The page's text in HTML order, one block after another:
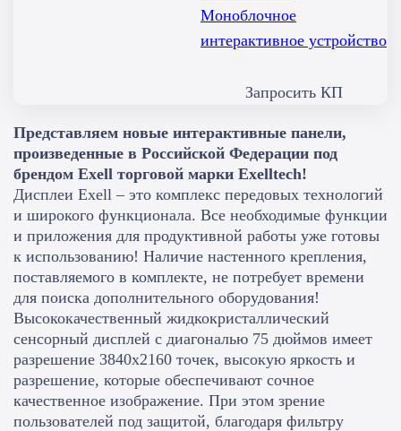
Моноблочное
интерактивное устройство
Запросить КП
Представляем новые интерактивные панели,
произведенные в Российской Федерации под
брендом Exell торговой марки Exelltech!
Дисплеи Exell – это комплекс передовых технологий
и широкого функционала. Все необходимые функции
и приложения для продуктивной работы уже готовы
к использованию! Наличие настенного крепления,
поставляемого в комплекте, не потребует времени
для поиска дополнительного оборудования!
Высококачественный жидкокристаллический
сенсорный дисплей с диагональю 75 дюймов имеет
разрешение 3840х2160 точек, высокую яркость и
разрешение, которые обеспечивают сочное
качественное изображение. При этом зрение
пользователей под защитой, благодаря фильтру